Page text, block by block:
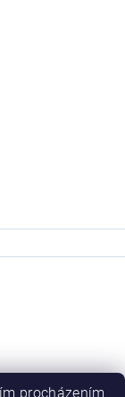
procházením